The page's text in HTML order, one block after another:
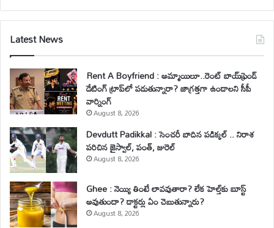
Latest News
Rent A Boyfriend : అమ్మాయిలూ..రెంట్ బాయ్‌ఫ్రెండ్
డేటింగ్ ట్రాప్‌లో పడుతున్నారా? జాగ్రత్తగా ఉండాలని సీపీ
వార్నింగ్
August 8, 2026
Devdutt Padikkal : సెంచరీ బాదిన పడిక్కల్ .. నిరాశ
పరిచిన జైస్వాల్, పంత్, జురెల్
August 8, 2026
Ghee : నెయ్యి తింటే లావవుతారా? లేక హెల్త్‌కు బూస్ట్
అవుతుందా? డాక్టర్లు ఏం చెబుతున్నారు?
August 8, 2026